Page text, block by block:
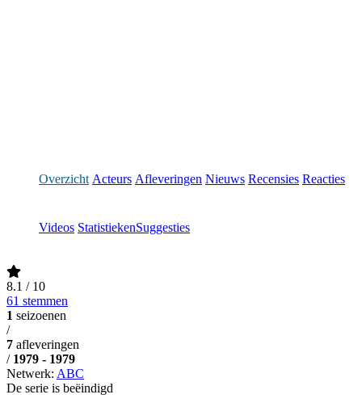
Overzicht Acteurs Afleveringen Nieuws Recensies Reacties
Videos StatistiekenSuggesties
8.1 / 10
61 stemmen
1 seizoenen
/
7 afleveringen
/ 1979 - 1979
Netwerk: ABC
De serie is beëindigd